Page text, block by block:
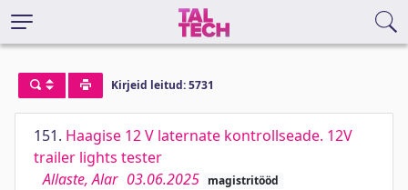
Kirjeid leitud: 5731
151. Haagise 12 V laternate kontrollseade. 12V
trailer lights tester
Allaste, Alar 03.06.2025 magistritööd